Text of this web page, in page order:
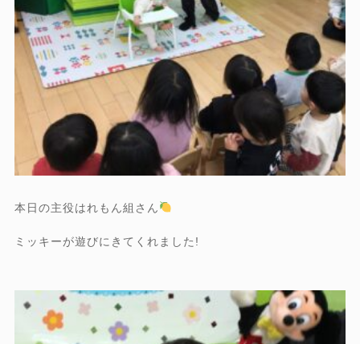
本日の主役はれもん組さん
ミッキーが遊びにきてくれました!